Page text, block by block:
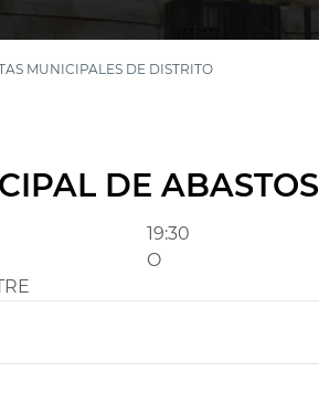
MUNICIPALES DE DISTRITO
DE ABASTOS
19:30
O